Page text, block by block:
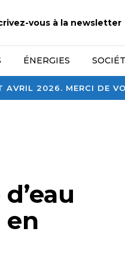
AVRIL 2026. MERCI DE
vous à la newsletter
ÉNERGIES
en